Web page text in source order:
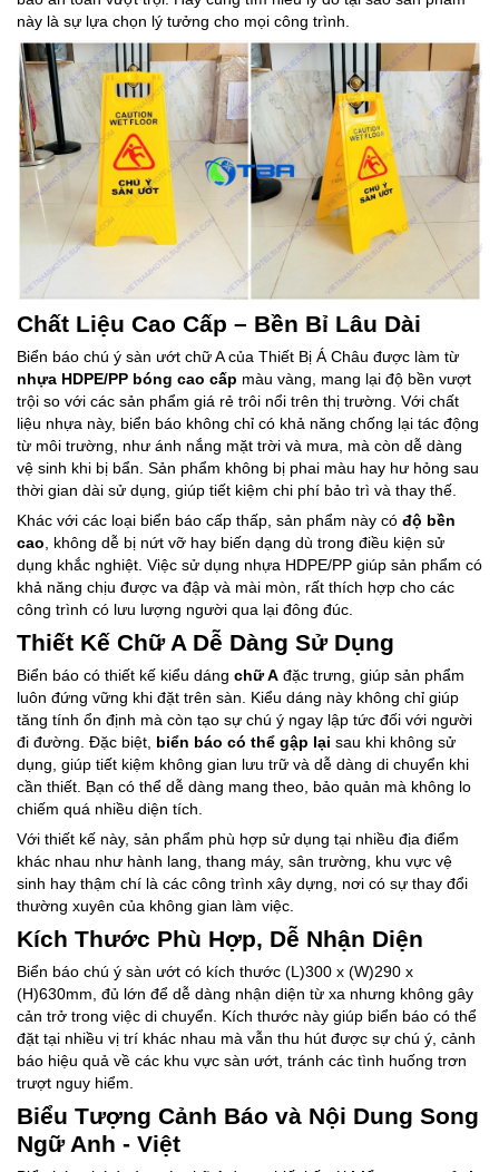
này là sự lựa chọn lý tưởng cho mọi công trình.
Chất Liệu Cao Cấp – Bền Bỉ Lâu Dài
Biển báo chú ý sàn ướt chữ A của Thiết Bị Á Châu được làm từ
nhựa HDPE/PP bóng cao cấp màu vàng, mang lại độ bền vượt
trội so với các sản phẩm giá rẻ trôi nổi trên thị trường. Với chất
liệu nhựa này, biển báo không chỉ có khả năng chống lại tác động
từ môi trường, như ánh nắng mặt trời và mưa, mà còn dễ dàng
vệ sinh khi bị bẩn. Sản phẩm không bị phai màu hay hư hỏng sau
thời gian dài sử dụng, giúp tiết kiệm chi phí bảo trì và thay thế.
Khác với các loại biển báo cấp thấp, sản phẩm này có độ bền
cao , không dễ bị nứt vỡ hay biến dạng dù trong điều kiện sử
dụng khắc nghiệt. Việc sử dụng nhựa HDPE/PP giúp sản phẩm có
khả năng chịu được va đập và mài mòn, rất thích hợp cho các
công trình có lưu lượng người qua lại đông đúc.
Thiết Kế Chữ A Dễ Dàng Sử Dụng
Biển báo có thiết kế kiểu dáng chữ A đặc trưng, giúp sản phẩm
luôn đứng vững khi đặt trên sàn. Kiểu dáng này không chỉ giúp
tăng tính ổn định mà còn tạo sự chú ý ngay lập tức đối với người
đi đường. Đặc biệt, biển báo có thể gập lại sau khi không sử
dụng, giúp tiết kiệm không gian lưu trữ và dễ dàng di chuyển khi
cần thiết. Bạn có thể dễ dàng mang theo, bảo quản mà không lo
chiếm quá nhiều diện tích.
Với thiết kế này, sản phẩm phù hợp sử dụng tại nhiều địa điểm
khác nhau như hành lang, thang máy, sân trường, khu vực vệ
sinh hay thậm chí là các công trình xây dựng, nơi có sự thay đổi
thường xuyên của không gian làm việc.
Kích Thước Phù Hợp, Dễ Nhận Diện
Biển báo chú ý sàn ướt có kích thước (L)300 x (W)290 x
(H)630mm, đủ lớn để dễ dàng nhận diện từ xa nhưng không gây
cản trở trong việc di chuyển. Kích thước này giúp biển báo có thể
đặt tại nhiều vị trí khác nhau mà vẫn thu hút được sự chú ý, cảnh
báo hiệu quả về các khu vực sàn ướt, tránh các tình huống trơn
trượt nguy hiểm.
Biểu Tượng Cảnh Báo và Nội Dung Song
Ngữ Anh - Việt